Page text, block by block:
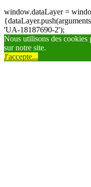
window.dataLayer =
'UA-18187690-2');
Nous utilisons des cookies
sur notre site.
J'accepte...